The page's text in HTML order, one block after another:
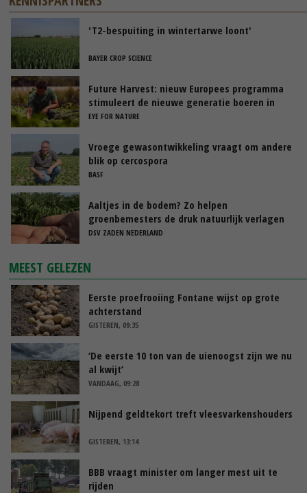
'T2-bespuiting in wintertarwe loont'
BAYER CROP SCIENCE
Future Harvest: nieuw Europees programma
stimuleert de nieuwe generatie boeren in
Nederland
EYE FOR NATURE
Vroege gewasontwikkeling vraagt om andere
blik op cercospora
BASF
Aaltjes in de bodem? Zo helpen
groenbemesters de druk natuurlijk verlagen
DSV ZADEN NEDERLAND
MEEST GELEZEN
Eerste proefrooiing Fontane wijst op grote
achterstand
GISTEREN, 09:35
‘De eerste 10 ton van de uienoogst zijn we nu
al kwijt’
VANDAAG, 09:28
Nijpend geldtekort treft vleesvarkenshouders
GISTEREN, 13:14
BBB vraagt minister om langer mest uit te
rijden